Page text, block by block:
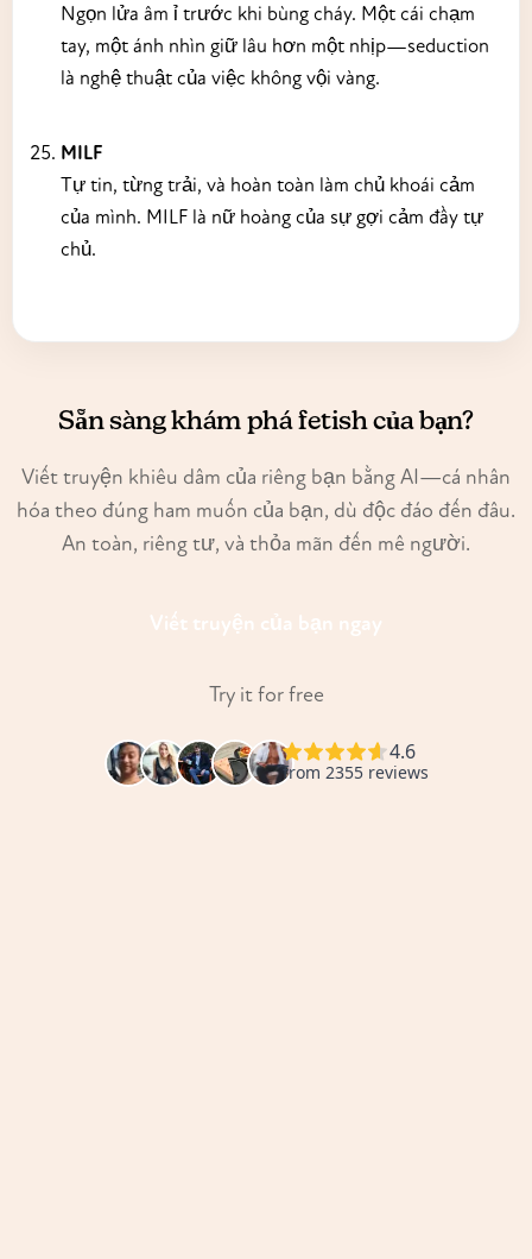
Ngọn lửa âm ỉ trước khi bùng cháy. Một cái chạm
tay, một ánh nhìn giữ lâu hơn một nhịp—seduction
là nghệ thuật của việc không vội vàng.
MILF
Tự tin, từng trải, và hoàn toàn làm chủ khoái cảm
của mình. MILF là nữ hoàng của sự gợi cảm đầy tự
chủ.
Sẵn sàng khám phá fetish của bạn?
Viết truyện khiêu dâm của riêng bạn bằng AI—cá nhân
hóa theo đúng ham muốn của bạn, dù độc đáo đến đâu.
An toàn, riêng tư, và thỏa mãn đến mê người.
Viết truyện của bạn ngay
Try it for free